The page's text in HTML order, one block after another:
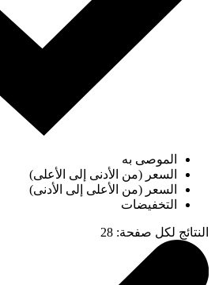
الموصى به
السعر (من الأدنى إلى الأعلى)
السعر (من الأعلى إلى الأدنى)
التخفيضات
النتائج لكل صفحة:
28